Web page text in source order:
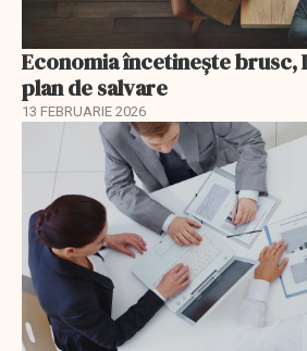
Economia încetinește brusc,
plan de salvare
13 FEBRUARIE 2026